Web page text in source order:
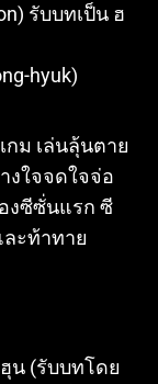
รับบทเป็น ฮ
hyuk)
กม เล่นลุ้นตาย
งใจจดใจจ่อ
งซีซั่นแรก ซี
ะท้าทาย
น (รับบทโดย